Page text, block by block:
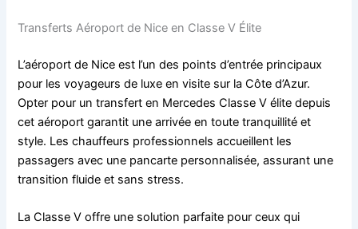
Transferts Aéroport de Nice en Classe V Élite
L’aéroport de Nice est l’un des points d’entrée principaux
pour les voyageurs de luxe en visite sur la Côte d’Azur.
Opter pour un transfert en Mercedes Classe V élite depuis
cet aéroport garantit une arrivée en toute tranquillité et
style. Les chauffeurs professionnels accueillent les
passagers avec une pancarte personnalisée, assurant une
transition fluide et sans stress.
La Classe V offre une solution parfaite pour ceux qui